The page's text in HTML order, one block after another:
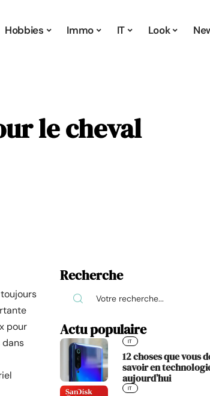
Hobbies Immo IT Look
le cheval
pour
dans
Recherche
Actu populaire
IT
12 choses que vous
savoir en
aujourd’hui
IT